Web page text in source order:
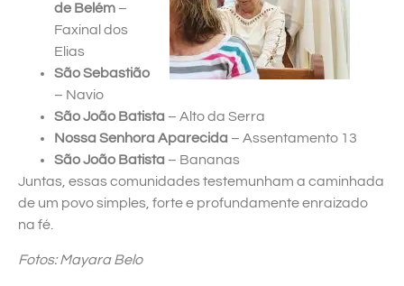
de Belém –
Faxinal dos
Elias
São Sebastião
– Navio
São João Batista – Alto da Serra
Nossa Senhora Aparecida – Assentamento 13
São João Batista – Bananas
Juntas, essas comunidades testemunham a caminhada
de um povo simples, forte e profundamente enraizado
na fé.
Fotos: Mayara Belo